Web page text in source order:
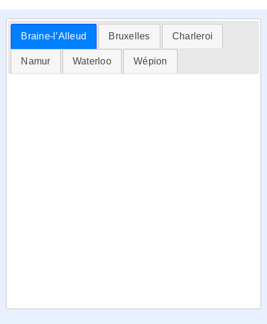
Braine-l’Alleud Bruxelles Charleroi
Namur Waterloo Wépion